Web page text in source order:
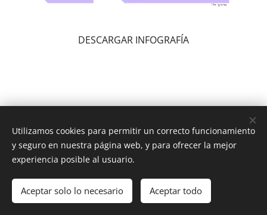
DESCARGAR INFOGRAFÍA
Latín y Roma © Todos los derechos reservados 2025
Aviso legal y condiciones de uso
Cookies
Utilizamos cookies para permitir un correcto funcionamiento
y seguro en nuestra página web, y para ofrecer la mejor
experiencia posible al usuario.
Aceptar solo lo necesario Aceptar todo